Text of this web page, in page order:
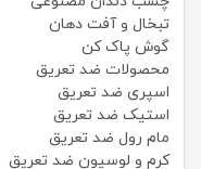
تبخال و آفت دهان
گوش پاک کن
محصولات ضد تعریق
اسپری ضد تعریق
استیک ضد تعریق
مام رول ضد تعریق
کرم و لوسیون ضد تعریق